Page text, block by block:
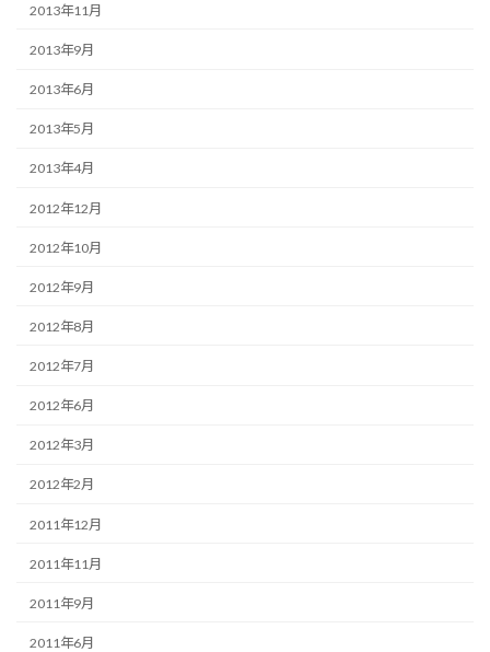
2013年11月
2013年9月
2013年6月
2013年5月
2013年4月
2012年12月
2012年10月
2012年9月
2012年8月
2012年7月
2012年6月
2012年3月
2012年2月
2011年12月
2011年11月
2011年9月
2011年6月